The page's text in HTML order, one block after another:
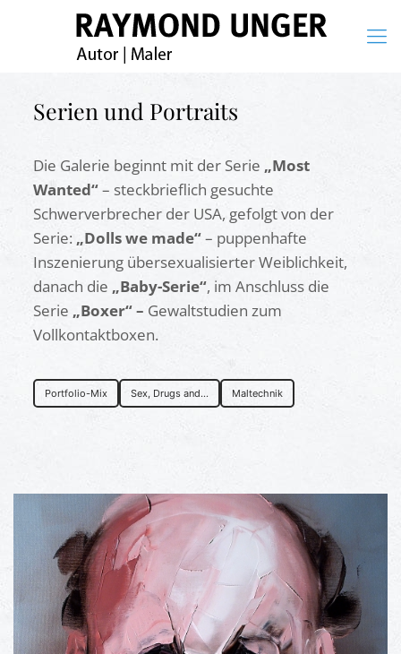
Serien und Portraits
Die Galerie beginnt mit der Serie „Most
Wanted“– steckbrieflich gesuchte
Schwerverbrecher der USA, gefolgt von der
Serie: „Dolls we made“– puppenhafte
Inszenierung übersexualisierter Weiblichkeit,
danach die „Baby-Serie“, im Anschluss die
Serie „Boxer“ – Gewaltstudien zum
Vollkontaktboxen.
Portfolio-Mix Sex, Drugs and... Maltechnik